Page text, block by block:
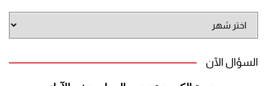
الموقع
السؤال الآن